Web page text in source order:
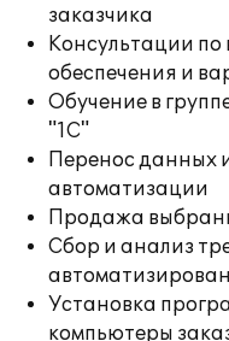
заказчика
Консультации по
обеспечения и
Обучение в
"1С"
Перенос данных
автоматизации
Продажа
Сбор и анализ
Установка
компьютеры